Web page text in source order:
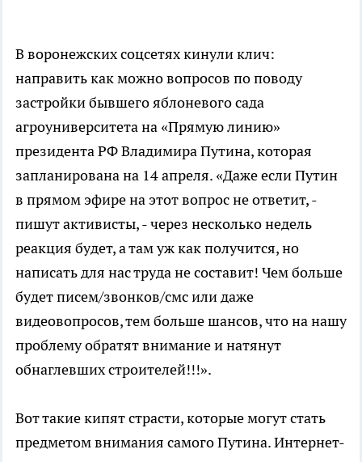
В воронежских соцсетях кинули клич:
направить как можно вопросов по поводу
застройки бывшего яблоневого сада
агроуниверситета на «Прямую линию»
президента РФ Владимира Путина, которая
запланирована на 14 апреля. «Даже если Путин
в прямом эфире на этот вопрос не ответит, -
пишут активисты, - через несколько недель
реакция будет, а там уж как получится, но
написать для нас труда не составит! Чем больше
будет писем/звонков/смс или даже
видеовопросов, тем больше шансов, что на нашу
проблему обратят внимание и натянут
обнаглевших строителей!!!».
Вот такие кипят страсти, которые могут стать
предметом внимания самого Путина. Интернет-